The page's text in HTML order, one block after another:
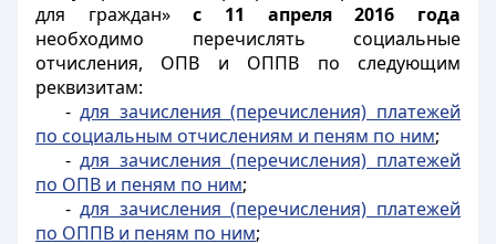
для граждан»с 11 апреля 2016 года
необходимо перечислять социальные
отчисления, ОПВ и ОППВ по следующим
реквизитам:
-для зачисления (перечисления) платежей
по социальным отчислениям и пеням по ним;
-для зачисления (перечисления) платежей
по ОПВ и пеням по ним;
-для зачисления (перечисления) платежей
по ОППВ и пеням по ним;